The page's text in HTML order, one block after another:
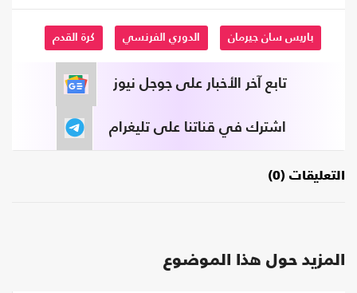
باريس سان جيرمان الدوري الفرنسي كرة القدم
تابع آخر الأخبار على جوجل نيوز
اشترك في قناتنا على تليغرام
التعليقات (0)
المزيد حول هذا الموضوع